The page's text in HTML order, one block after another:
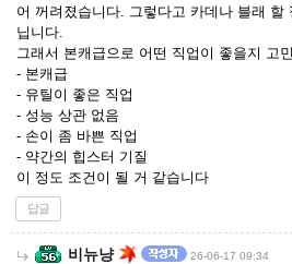
어 꺼려졌습니다. 그렇다고 카데나 블래 할
닙니다.
그래서 본캐급으로 어떤 직업이 좋을지 고
- 본캐급
- 유틸이 좋은 직업
- 성능 상관 없음
- 손이 좀 바쁜 직업
- 약간의 힙스터 기질
이 정도 조건이 될 거 같습니다
답글
비뉴냥 26-06-17 09:34